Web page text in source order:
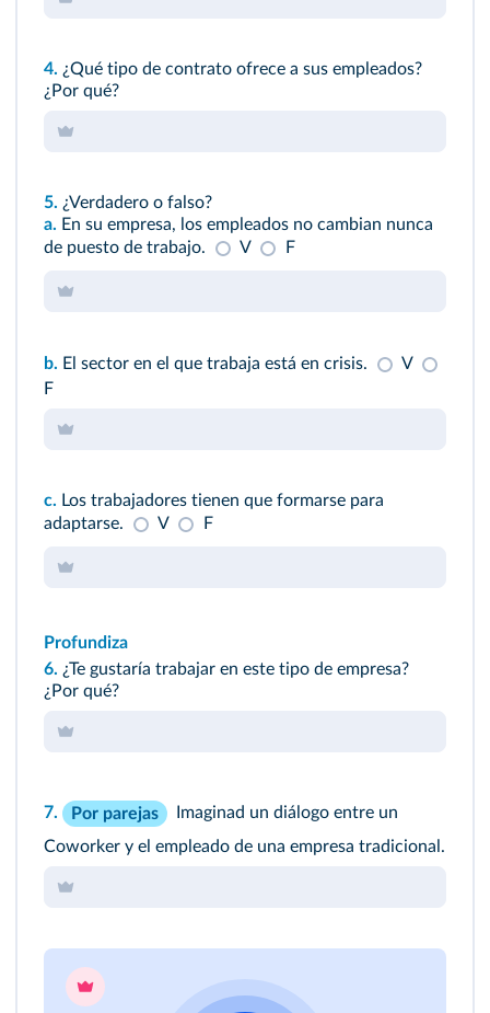
4. ¿Qué tipo de contrato ofrece a sus empleados?
¿Por qué?
5. ¿Verdadero o falso?
a. En su empresa, los empleados no cambian nunca
de puesto de trabajo.
V F
b. El sector en el que trabaja está en crisis.
V
F
c. Los trabajadores tienen que formarse para
adaptarse.
V F
Profundiza
6. ¿Te gustaría trabajar en este tipo de empresa?
¿Por qué?
7. Por parejas
Imaginad un diálogo entre un
Coworker y el empleado de una empresa tradicional.